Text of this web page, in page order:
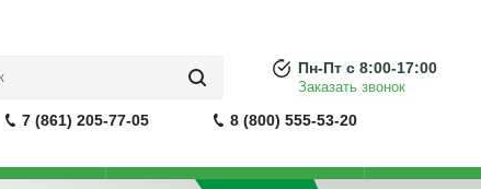
7 (861) 205-77-05 8 (800) 555-53-20
Пн-Пт с 8:00-17:00
Заказать звонок